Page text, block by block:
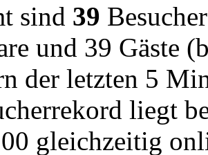
sind 39
und 39 Gäste
der letzten 5
liegt
gleichzeitig